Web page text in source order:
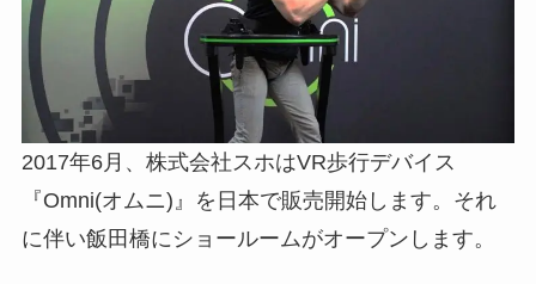
2017年6月、株式会社スホはVR歩行デバイス
『Omni(オムニ)』を日本で販売開始します。それ
に伴い飯田橋にショールームがオープンします。